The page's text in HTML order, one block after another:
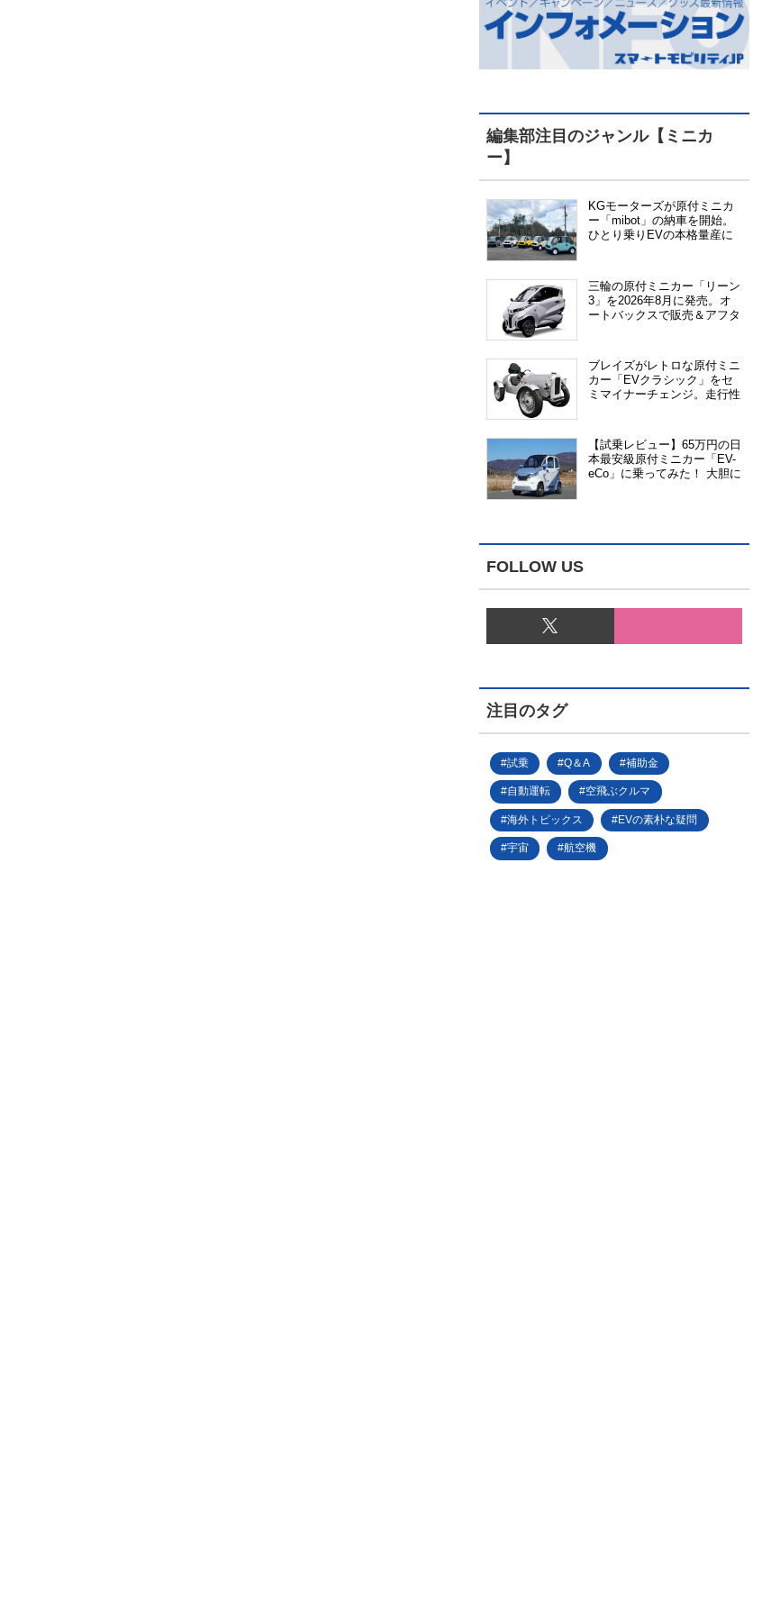
編集部注目のジャンル【ミニカ
ー】
KGモーターズが原付ミニカ
ー「mibot」の納車を開始。
ひとり乗りEVの本格量産に
三輪の原付ミニカー「リーン
3」を2026年8月に発売。オ
ートバックスで販売＆アフタ
ブレイズがレトロな原付ミニ
カー「EVクラシック」をセ
ミマイナーチェンジ。走行性
【試乗レビュー】65万円の日
本最安級原付ミニカー「EV-
eCo」に乗ってみた！ 大胆に
FOLLOW US
注目のタグ
試乗 Q＆A 補助金
自動運転 空飛ぶクルマ
海外トピックス EVの素朴な疑問
宇宙 航空機